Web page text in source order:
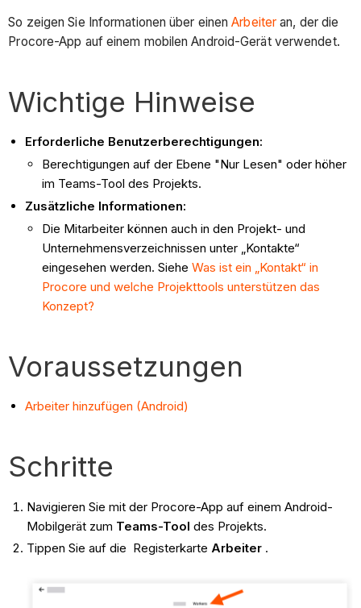
So zeigen Sie Informationen über einenArbeiter an, der die
Procore-App auf einem mobilen Android-Gerät verwendet.
Wichtige Hinweise
Erforderliche Benutzerberechtigungen:
Berechtigungen auf der Ebene "Nur Lesen" oder höher
im Teams-Tool des Projekts.
Zusätzliche Informationen:
Die Mitarbeiter können auch in den Projekt- und
Unternehmensverzeichnissen unter „Kontakte“
eingesehen werden. SieheWas ist ein „Kontakt“ in
Procore und welche Projekttools unterstützen das
Konzept?
Voraussetzungen
Arbeiter hinzufügen (Android)
Schritte
Navigieren Sie mit der Procore-App auf einem Android-
Mobilgerät zum Teams-Tool des Projekts.
Tippen Sie auf die Registerkarte Arbeiter.